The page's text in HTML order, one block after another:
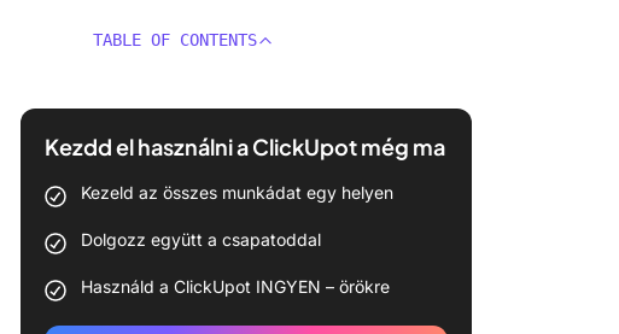
TABLE OF CONTENTS
Kezdd el használni a ClickUpot még ma
Kezeld az összes munkádat egy helyen
Dolgozz együtt a csapatoddal
Használd a ClickUpot INGYEN – örökre